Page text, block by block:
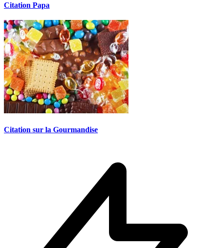
Citation Papa
Citation sur la Gourmandise